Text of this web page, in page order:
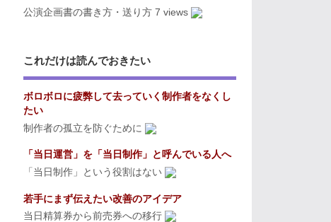
公演企画書の書き方・送り方 7 views
これだけは読んでおきたい
ボロボロに疲弊して去っていく制作者をなくし
たい
制作者の孤立を防ぐために
「当日運営」を「当日制作」と呼んでいる人へ
「当日制作」という役割はない
若手にまず伝えたい改善のアイデア
当日精算券から前売券への移行